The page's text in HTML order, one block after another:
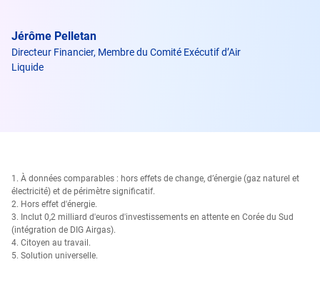
Jérôme Pelletan
Directeur Financier, Membre du Comité Exécutif d’Air
Liquide
1. À données comparables : hors effets de change, d’énergie (gaz naturel et
électricité) et de périmètre significatif.
2. Hors effet d'énergie.
3. Inclut 0,2 milliard d'euros d'investissements en attente en Corée du Sud
(intégration de DIG Airgas).
4. Citoyen au travail.
5. Solution universelle.